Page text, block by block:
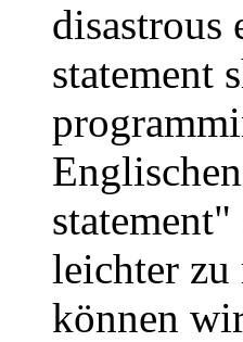
disastrous
statement
leichter zu
können